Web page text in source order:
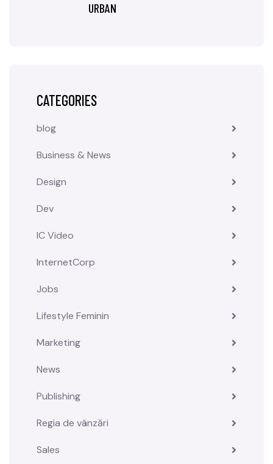
URBAN
CATEGORIES
blog
Business & News
Design
Dev
IC Video
InternetCorp
Jobs
Lifestyle Feminin
Marketing
News
Publishing
Regia de vânzări
Sales